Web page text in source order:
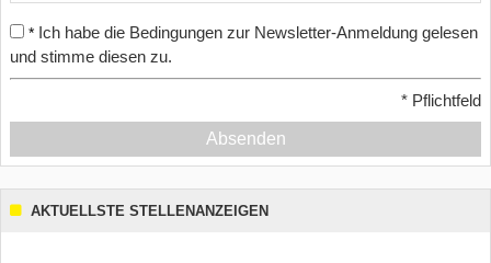
* Ich habe die Bedingungen zur Newsletter-Anmeldung gelesen
und stimme diesen zu.
* Pflichtfeld
Absenden
AKTUELLSTE STELLENANZEIGEN